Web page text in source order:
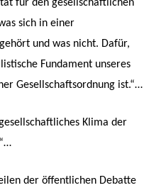
für den gesellschaftlichen
sich in einer
und was nicht. Dafür,
Fundament unseres
Gesellschaftsordnung ist.“…
Klima der
der öffentlichen Debatte